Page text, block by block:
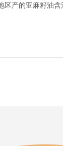
产的亚麻籽油